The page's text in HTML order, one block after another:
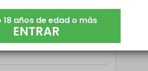
18 años de edad o más
ENTRAR